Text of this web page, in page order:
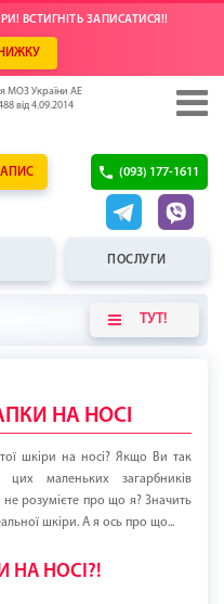
ВСТИГНІТЬ ЗАПИСАТИСЯ!!
МОЗ України АЕ
від 4.09.2014
(093) 177-1611
ПОСЛУГИ
ТУТ!
НА НОСІ
шкіри на носі? Якщо Ви так
маленьких загарбників
розумієте про що я? Значить
шкіри. А я ось про що...
НА НОСІ?!